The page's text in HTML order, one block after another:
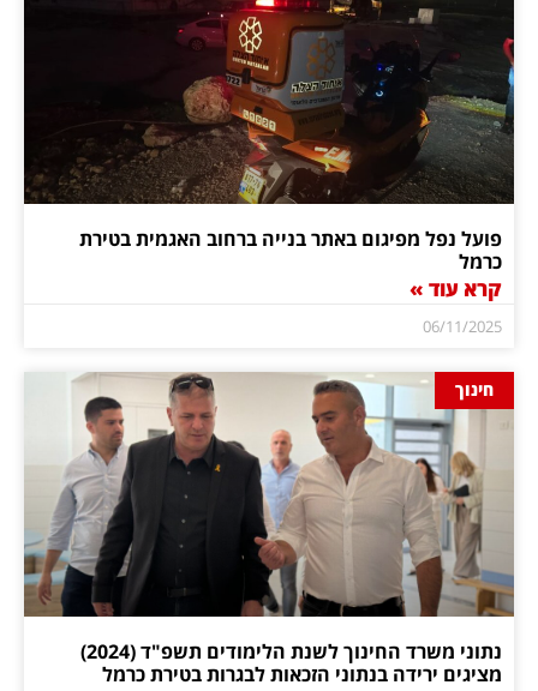
פועל נפל מפיגום באתר בנייה ברחוב האגמית בטירת
כרמל
קרא עוד »
06/11/2025
חינוך
נתוני משרד החינוך לשנת הלימודים תשפ"ד (2024)
מציגים ירידה בנתוני הזכאות לבגרות בטירת כרמל